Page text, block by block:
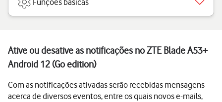
Funções básicas
Ative ou desative as notificações no ZTE Blade A53+
Android 12 (Go edition)
Com as notificações ativadas serão recebidas mensagens
acerca de diversos eventos, entre os quais novos e-mails,